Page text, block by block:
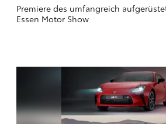
Premiere des umfangreich
Essen Motor Show